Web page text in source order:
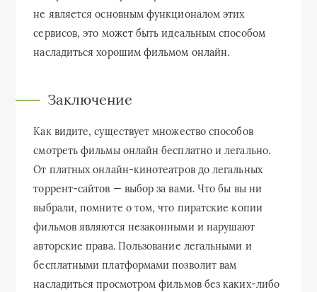
не является основным функционалом этих
сервисов, это может быть идеальным способом
насладиться хорошим фильмом онлайн.
Заключение
Как видите, существует множество способов
смотреть фильмы онлайн бесплатно и легально.
От платных онлайн-кинотеатров до легальных
торрент-сайтов — выбор за вами. Что бы вы ни
выбрали, помните о том, что пиратские копии
фильмов являются незаконными и нарушают
авторские права. Пользование легальными и
бесплатными платформами позволит вам
насладиться просмотром фильмов без каких-либо